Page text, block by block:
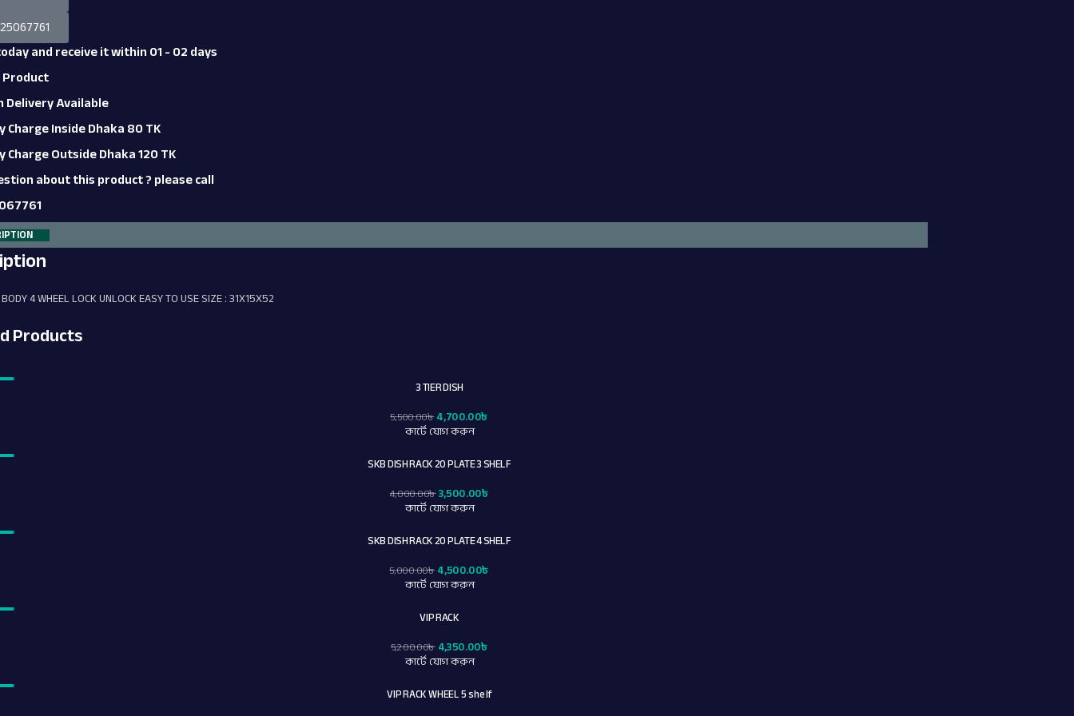
and receive it within 01 - 02 days
Delivery Available
Inside Dhaka 80 TK
Outside Dhaka 120 TK
about this product ? please call
4 WHEEL LOCK UNLOCK EASY TO USE SIZE : 31X15X52
Products
3 TIER DISH
5,500.00৳4,700.00৳
কার্টে যোগ করুন
SKB DISH RACK 20 PLATE 3 SHELF
4,000.00৳3,500.00৳
কার্টে যোগ করুন
SKB DISH RACK 20 PLATE 4 SHELF
5,000.00৳4,500.00৳
কার্টে যোগ করুন
VIP RACK
5,200.00৳4,350.00৳
কার্টে যোগ করুন
VIP RACK WHEEL 5 shelf